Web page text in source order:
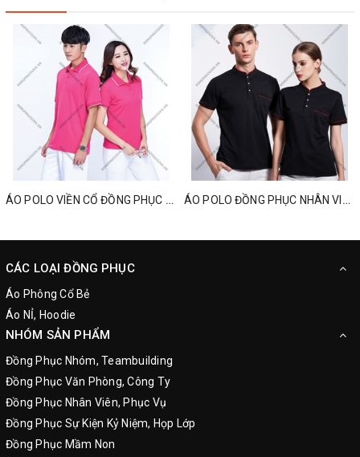
ÁO POLO VIỀN CỔ ĐỒNG PHỤC CÔNG TY ÁO POLO ĐỒNG PHỤC NHÂN VIÊN CỔ TÀU
CÁC LOẠI ĐỒNG PHỤC
Áo Phông Cổ Bẻ
Áo NỈ, Hoodie
NHÓM SẢN PHẨM
Đồng Phục Nhóm, Teambuilding
Đồng Phục Văn Phòng, Công Ty
Đồng Phục Nhân Viên, Phục Vụ
Đồng Phục Sự Kiện Kỷ Niệm, Họp Lớp
Đồng Phục Mầm Non